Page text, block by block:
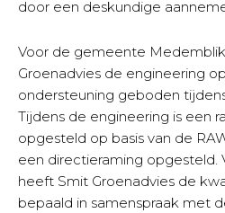
door een deskundige
Voor de gemeente
Groenadvies de engineering
ondersteuning geboden
Tijdens de engineering is een
opgesteld op basis van de
een directieraming opgesteld.
heeft Smit Groenadvies de
bepaald in samenspraak met